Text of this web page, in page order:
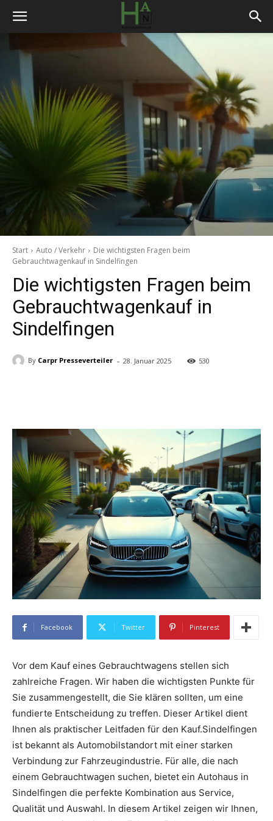
Start Auto / Verkehr
Die wichtigsten Fragen beim
Gebrauchtwagenkauf in Sindelfingen
Die wichtigsten Fragen beim
Gebrauchtwagenkauf in
Sindelfingen
By Carpr Presseverteiler - 28. Januar 2025 530
Facebook Twitter Pinterest
Vor dem Kauf eines Gebrauchtwagens stellen sich
zahlreiche Fragen. Wir haben die wichtigsten Punkte für
Sie zusammengestellt, die Sie klären sollten, um eine
fundierte Entscheidung zu treffen. Dieser Artikel dient
Ihnen als praktischer Leitfaden für den Kauf.Sindelfingen
ist bekannt als Automobilstandort mit einer starken
Verbindung zur Fahrzeugindustrie. Für alle, die nach
einem Gebrauchtwagen suchen, bietet ein Autohaus in
Sindelfingen die perfekte Kombination aus Service,
Qualität und Auswahl. In diesem Artikel zeigen wir Ihnen,